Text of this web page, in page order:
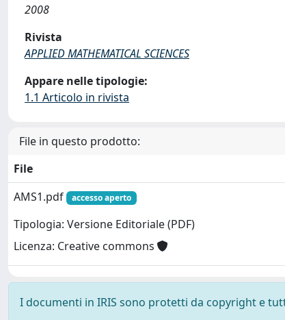
2008
Rivista
APPLIED MATHEMATICAL SCIENCES
Appare nelle tipologie:
1.1 Articolo in rivista
File in questo prodotto:
File
AMS1.pdf
accesso aperto
Tipologia: Versione Editoriale (PDF)
Licenza: Creative commons
I documenti in IRIS sono protetti da copyright e